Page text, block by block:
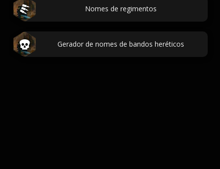
Nomes de regimentos
Gerador de nomes de bandos heréticos